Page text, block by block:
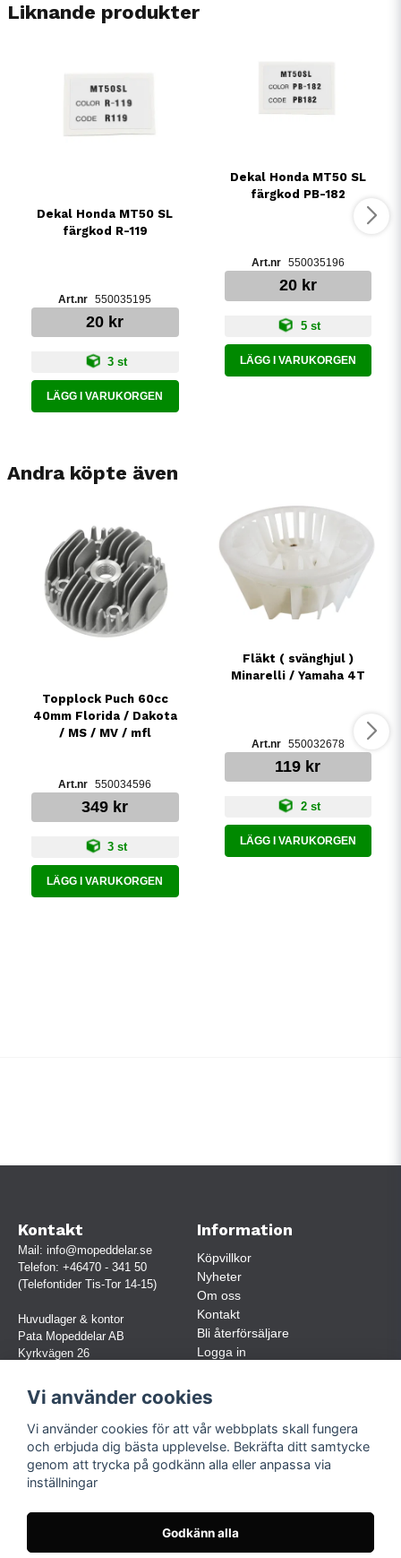
Liknande produkter
Dekal Honda MT50 SL
färgkod R-119
550035195
20 kr
3 st
LÄGG I VARUKORGEN
Dekal Honda MT50 SL
färgkod PB-182
550035196
20 kr
5 st
LÄGG I VARUKORGEN
Andra köpte även
Topplock Puch 60cc
40mm Florida / Dakota
/ MS / MV / mfl
550034596
349 kr
3 st
LÄGG I VARUKORGEN
Fläkt ( svänghjul )
Minarelli / Yamaha 4T
550032678
119 kr
2 st
LÄGG I VARUKORGEN
Kontakt
Mail: info@mopeddelar.se
Telefon: +46470 - 341 50
(Telefontider Tis-Tor 14-15)
Huvudlager & kontor
Pata Mopeddelar AB
Kyrkvägen 26
(OBS. Endast förbokade besök)
Org.nr:
559030-5248
Jur. namn: Pata Mopeddelar AB
Information
Köpvillkor
Nyheter
Om oss
Kontakt
Bli återförsäljare
Logga in
Följ oss
Vi använder cookies
Vi använder cookies för att vår webbplats skall fungera
och erbjuda dig bästa upplevelse. Bekräfta ditt samtycke
genom att trycka på godkänn alla eller anpassa via
inställningar
Godkänn alla